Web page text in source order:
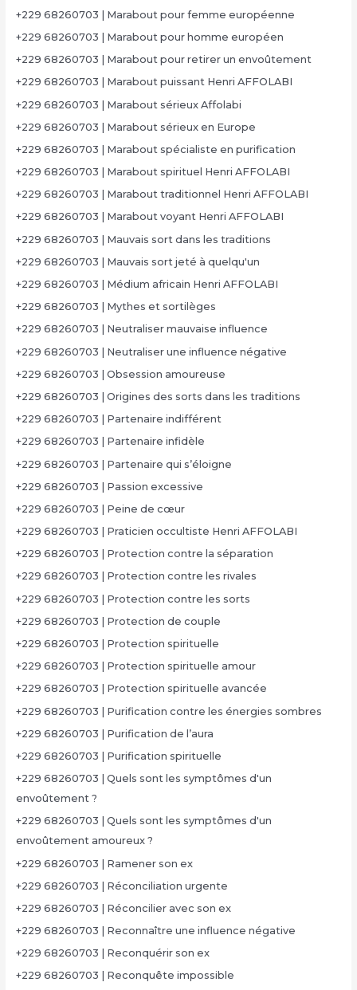
+229 68260703 | Marabout pour femme européenne
+229 68260703 | Marabout pour homme européen
+229 68260703 | Marabout pour retirer un envoûtement
+229 68260703 | Marabout puissant Henri AFFOLABI
+229 68260703 | Marabout sérieux Affolabi
+229 68260703 | Marabout sérieux en Europe
+229 68260703 | Marabout spécialiste en purification
+229 68260703 | Marabout spirituel Henri AFFOLABI
+229 68260703 | Marabout traditionnel Henri AFFOLABI
+229 68260703 | Marabout voyant Henri AFFOLABI
+229 68260703 | Mauvais sort dans les traditions
+229 68260703 | Mauvais sort jeté à quelqu'un
+229 68260703 | Médium africain Henri AFFOLABI
+229 68260703 | Mythes et sortilèges
+229 68260703 | Neutraliser mauvaise influence
+229 68260703 | Neutraliser une influence négative
+229 68260703 | Obsession amoureuse
+229 68260703 | Origines des sorts dans les traditions
+229 68260703 | Partenaire indifférent
+229 68260703 | Partenaire infidèle
+229 68260703 | Partenaire qui s’éloigne
+229 68260703 | Passion excessive
+229 68260703 | Peine de cœur
+229 68260703 | Praticien occultiste Henri AFFOLABI
+229 68260703 | Protection contre la séparation
+229 68260703 | Protection contre les rivales
+229 68260703 | Protection contre les sorts
+229 68260703 | Protection de couple
+229 68260703 | Protection spirituelle
+229 68260703 | Protection spirituelle amour
+229 68260703 | Protection spirituelle avancée
+229 68260703 | Purification contre les énergies sombres
+229 68260703 | Purification de l’aura
+229 68260703 | Purification spirituelle
+229 68260703 | Quels sont les symptômes d'un
envoûtement ?
+229 68260703 | Quels sont les symptômes d'un
envoûtement amoureux ?
+229 68260703 | Ramener son ex
+229 68260703 | Réconciliation urgente
+229 68260703 | Réconcilier avec son ex
+229 68260703 | Reconnaître une influence négative
+229 68260703 | Reconquérir son ex
+229 68260703 | Reconquête impossible